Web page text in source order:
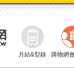
月結&型錄 購物網